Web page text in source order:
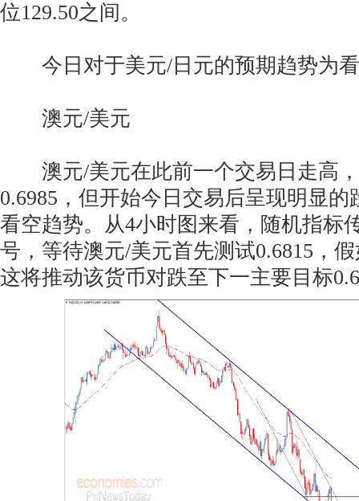
位129.50之间。
今日对于美元/日元的预期趋势为
澳元/美元
澳元/美元在此前一个交易日走高
0.6985，但开始今日交易后呈现明显
看空趋势。从4小时图来看，随机指标
号，等待澳元/美元首先测试0.6815，
这将推动该货币对跌至下一主要目标